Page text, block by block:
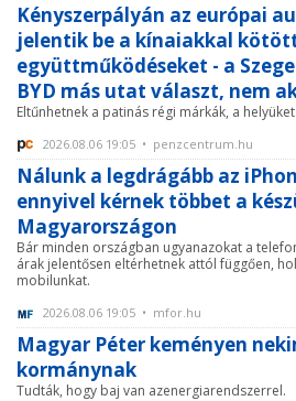
Kényszerpályán az európai
jelentik be a kínaiakkal
együttműködéseket - a
BYD más utat választ, nem
Eltűnhetnek a patinás régi márkák, a
2026.08.06 19:05 • penzcentrum.hu
Nálunk a legdrágább az
ennyivel kérnek többet a
Magyarországon
Bár minden országban ugyanazokat a
árak jelentősen eltérhetnek attól függően,
mobilunkat.
2026.08.06 19:05 • mfor.hu
Magyar Péter keményen
kormánynak
Tudták, hogy baj van azenergiarendszerrel.